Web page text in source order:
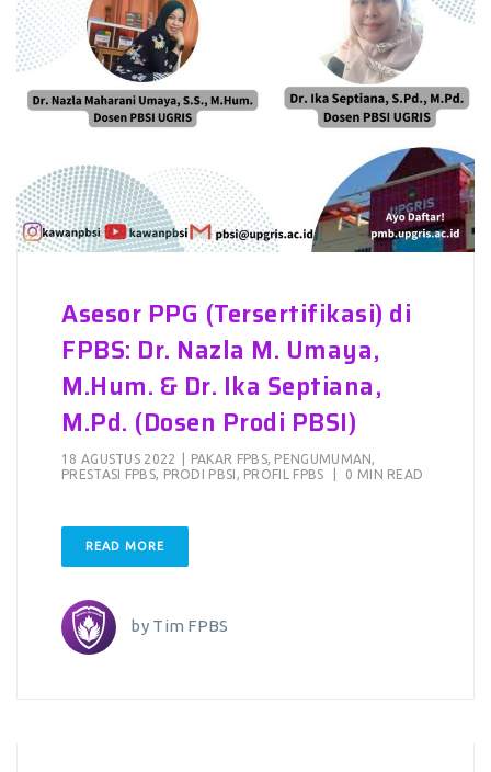
Asesor PPG (Tersertifikasi) di
FPBS: Dr. Nazla M. Umaya,
M.Hum. & Dr. Ika Septiana,
M.Pd. (Dosen Prodi PBSI)
18 AGUSTUS 2022 PAKAR FPBS, PENGUMUMAN,
PRESTASI FPBS, PRODI PBSI , PROFIL FPBS 0 MIN READ
READ MORE
by Tim FPBS